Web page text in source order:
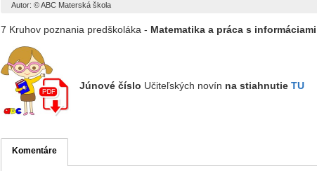
Autor: © ABC Materská škola
7 Kruhov poznania predškoláka - Matematika a práca s informáciami
Júnové číslo Učiteľských novín na stiahnutie TU
Komentáre